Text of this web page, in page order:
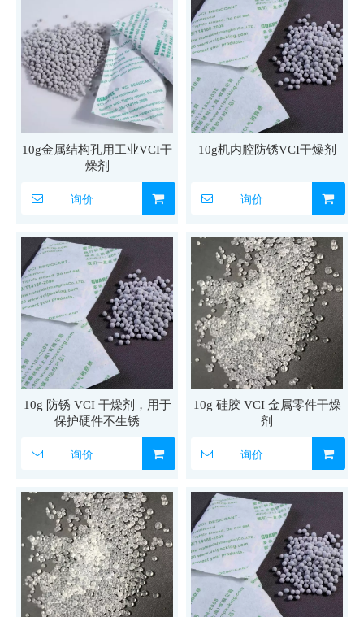
10g金属结构孔用工业VCI干
燥剂
询价
10g机内腔防锈VCI干燥剂
询价
10g 防锈 VCI 干燥剂，用于
保护硬件不生锈
询价
10g 硅胶 VCI 金属零件干燥
剂
询价